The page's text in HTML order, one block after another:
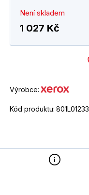
Není skladem
1 027 Kč
Výrobce:
Kód produktu: 801L01233